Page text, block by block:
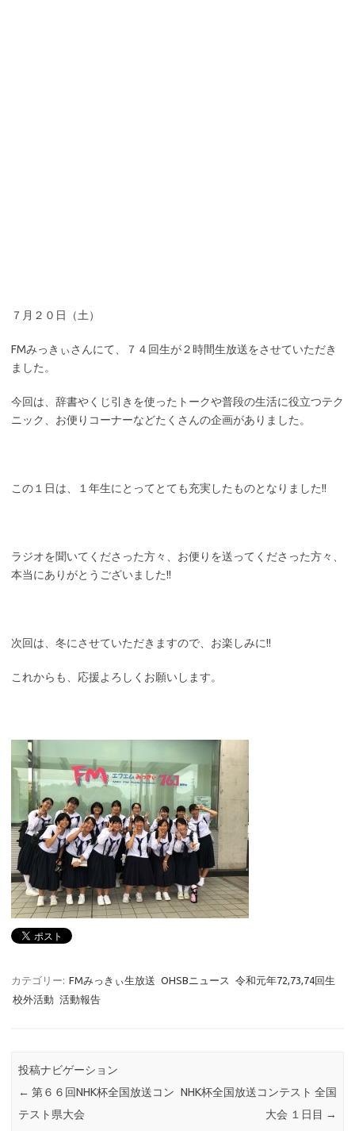
７月２０日（土）
FMみっきぃさんにて、７４回生が２時間生放送をさせていただき
ました。
今回は、辞書やくじ引きを使ったトークや普段の生活に役立つテク
ニック、お便りコーナーなどたくさんの企画がありました。
この１日は、１年生にとってとても充実したものとなりました!!
ラジオを聞いてくださった方々、お便りを送ってくださった方々、
本当にありがとうございました!!
次回は、冬にさせていただきますので、お楽しみに!!
これからも、応援よろしくお願いします。
カテゴリー: FMみっきぃ生放送 OHSBニュース
令和元年72,73,74回生
校外活動 活動報告
投稿ナビゲーション
← 第６６回NHK杯全国放送コン
テスト県大会
NHK杯全国放送コンテスト 全国
大会 １日目 →